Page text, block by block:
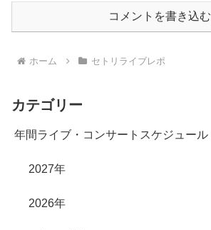
コメントを書き込む
ホーム セトリライブレポ
カテゴリー
年間ライブ・コンサートスケジュール
2027年
2026年